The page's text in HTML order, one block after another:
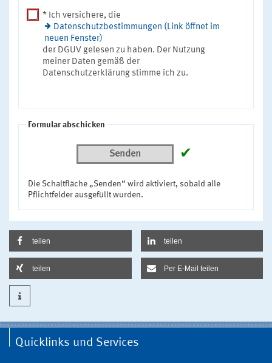
* Ich versichere, die
Datenschutzbestimmungen (Link öffnet im
neuen Fenster)
der DGUV gelesen zu haben. Der Nutzung
meiner Daten gemäß der
Datenschutzerklärung stimme ich zu.
Formular abschicken
Senden ✔
Die Schaltfläche „Senden“ wird aktiviert, sobald alle
Pflichtfelder ausgefüllt wurden.
teilen teilen
teilen Per E-Mail teilen
Quicklinks und Services